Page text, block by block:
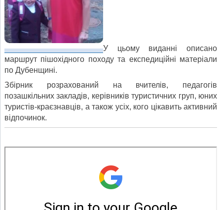
У цьому виданні описано
маршрут пішохідного походу та експедиційні матеріали
по Дубенщині.
Збірник розрахований на вчителів, педагогів
позашкільних закладів, керівників туристичних груп, юних
туристів-краєзнавців, а також усіх, кого цікавить активний
відпочинок.